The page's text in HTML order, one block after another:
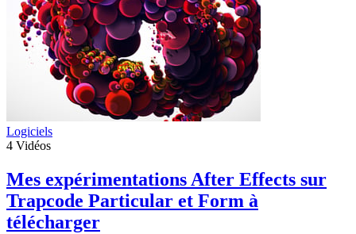
Logiciels
4 Vidéos
Mes expérimentations After Effects sur
Trapcode Particular et Form à
télécharger